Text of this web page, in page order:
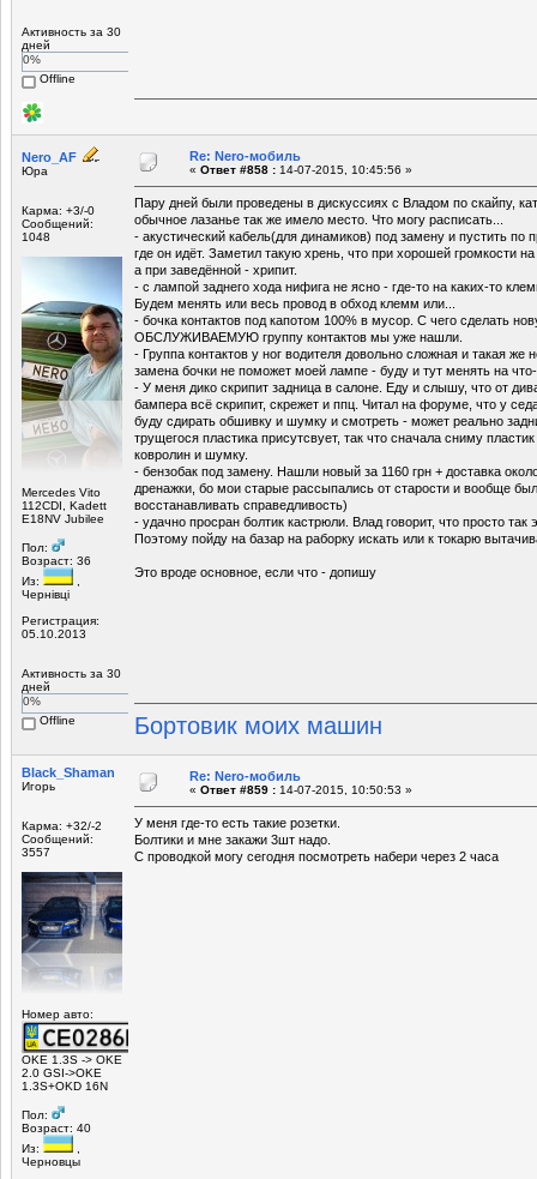
Активность за 30
дней
0%
Offline
Nero_AF
Юра
Карма: +3/-0
Сообщений:
1048
Mercedes Vito
112CDI, Kadett
E18NV Jubilee
Пол:
Возраст: 36
Из:
Чернівці
Регистрация:
05.10.2013
Активность за 30
дней
0%
Offline
Re: Nero-мобиль
« Ответ #858 : 14-07-2015, 10:45:56 »
Пару дней были проведены в дискуссиях с Владом по скайпу,
обычное лазанье так же имело место. Что могу расписать...
- акустический кабель(для динамиков) под замену и пустить по
где он идёт. Заметил такую хрень, что при хорошей громкости
а при заведённой - хрипит.
- с лампой заднего хода нифига не ясно - где-то на каких-то
Будем менять или весь провод в обход клемм или...
- бочка контактов под капотом 100% в мусор. С чего сделать
ОБСЛУЖИВАЕМУЮ группу контактов мы уже нашли.
- Группа контактов у ног водителя довольно сложная и такая же
замена бочки не поможет моей лампе - буду и тут менять на
- У меня дико скрипит задница в салоне. Еду и слышу, что от
бампера всё скрипит, скрежет и ппц. Читал на форуме, что у
буду сдирать обшивку и шумку и смотреть - может реально
трущегося пластика присутсвует, так что сначала сниму
ковролин и шумку.
- бензобак под замену. Нашли новый за 1160 грн + доставка
дренажки, бо мои старые рассыпались от старости и вообще
восстанавливать справедливость)
- удачно просран болтик кастрюли. Влад говорит, что просто так
Поэтому пойду на базар на раборку искать или к токарю
Это вроде основное, если что - допишу
Бортовик моих машин
Black_Shaman
Игорь
Карма: +32/-2
Сообщений:
3557
Номер авто:
OKE 1.3S -> OKE
2.0 GSI->OKE
1.3S+OKD 16N
Пол:
Возраст: 40
Из:
,
Черновцы
Re: Nero-мобиль
« Ответ #859 : 14-07-2015, 10:50:53 »
У меня где-то есть такие розетки.
Болтики и мне закажи 3шт надо.
С проводкой могу сегодня посмотреть набери через 2 часа